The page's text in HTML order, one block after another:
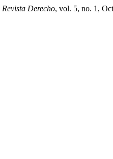
Revista Derecho, vol. 5, no. 1,